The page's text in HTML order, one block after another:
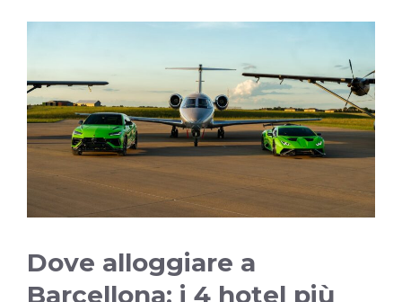
Dove alloggiare a
Barcellona: i 4 hotel più